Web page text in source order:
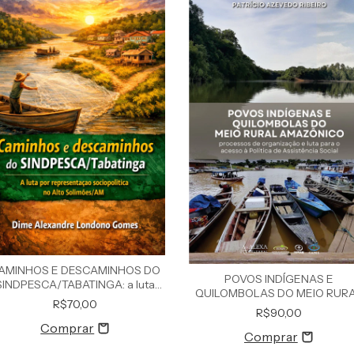
E DESCAMINHOS DO
TABATINGA: a luta
por representação sociopolítica
no Alto Solimões/AM
R$70,00
POVOS INDÍGENAS E
QUILOMBOLAS DO MEIO
AMAZÔNICO processos de
organização e luta para o
Política de Assis
R$90,00